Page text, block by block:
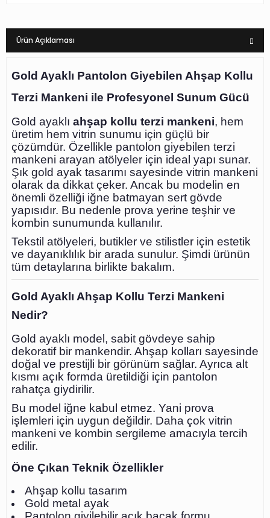
Ürün Açıklaması
Gold Ayaklı Pantolon Giyebilen Ahşap Kollu
Terzi Mankeni ile Profesyonel Sunum Gücü
Gold ayaklı ahşap kollu terzi mankeni, hem
üretim hem vitrin sunumu için güçlü bir
çözümdür. Özellikle pantolon giyebilen terzi
mankeni arayan atölyeler için ideal yapı sunar.
Şık gold ayak tasarımı sayesinde vitrin mankeni
olarak da dikkat çeker. Ancak bu modelin en
önemli özelliği iğne batmayan sert gövde
yapısıdır. Bu nedenle prova yerine teşhir ve
kombin sunumunda kullanılır.
Tekstil atölyeleri, butikler ve stilistler için estetik
ve dayanıklılık bir arada sunulur. Şimdi ürünün
tüm detaylarına birlikte bakalım.
Gold Ayaklı Ahşap Kollu Terzi Mankeni
Nedir?
Gold ayaklı model, sabit gövdeye sahip
dekoratif bir mankendir. Ahşap kolları sayesinde
doğal ve prestijli bir görünüm sağlar. Ayrıca alt
kısmı açık formda üretildiği için pantolon
rahatça giydirilir.
Bu model iğne kabul etmez. Yani prova
işlemleri için uygun değildir. Daha çok vitrin
mankeni ve kombin sergileme amacıyla tercih
edilir.
Öne Çıkan Teknik Özellikler
Ahşap kollu tasarım
Gold metal ayak